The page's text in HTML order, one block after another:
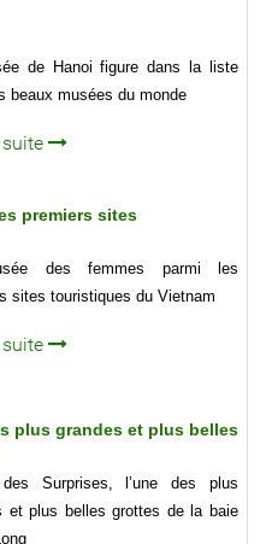
de Hanoi figure dans la liste
beaux musées du monde
premiers sites
des femmes parmi les
sites touristiques du Vietnam
plus grandes et plus belles
Surprises, l’une des plus
et plus belles grottes de la baie